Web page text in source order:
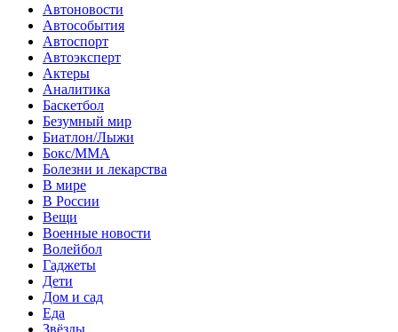
Автоновости
Автособытия
Автоспорт
Автоэксперт
Актеры
Аналитика
Баскетбол
Безумный мир
Биатлон/Лыжи
Бокс/MMA
Болезни и лекарства
В мире
В России
Вещи
Военные новости
Волейбол
Гаджеты
Дети
Дом и сад
Еда
Звёзды